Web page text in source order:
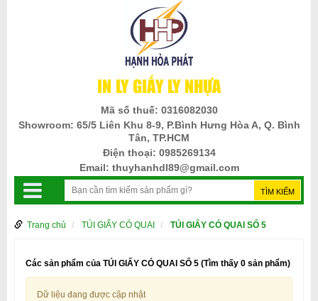
IN LY GIẤY LY NHỰA
Mã số thuế: 0316082030
Showroom: 65/5 Liên Khu 8-9, P.Bình Hưng Hòa A, Q. Bình
Tân, TP.HCM
Điện thoại: 0985269134
Email: thuyhanhdl89@gmail.com
Trang chủ TÚI GIẤY CÓ QUAI TÚI GIẤY CÓ QUAI SỐ 5
Các sản phẩm của TÚI GIẤY CÓ QUAI SỐ 5 (Tìm thấy 0 sản phẩm)
Dữ liệu đang được cập nhật